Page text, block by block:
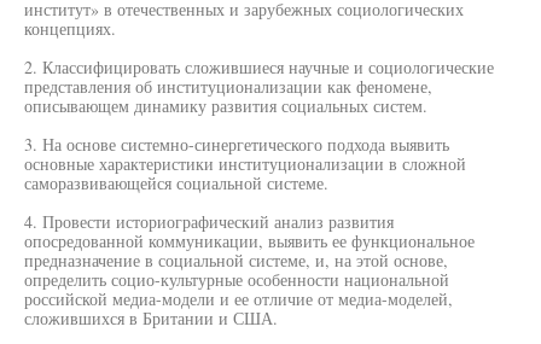
институт» в отечественных и зарубежных социологических
концепциях.
2. Классифицировать сложившиеся научные и социологические
представления об институционализации как феномене,
описывающем динамику развития социальных систем.
3. На основе системно-синергетического подхода выявить
основные характеристики институционализации в сложной
саморазвивающейся социальной системе.
4. Провести историографический анализ развития
опосредованной коммуникации, выявить ее функциональное
предназначение в социальной системе, и, на этой основе,
определить социо-культурные особенности национальной
российской медиа-модели и ее отличие от медиа-моделей,
сложившихся в Британии и США.